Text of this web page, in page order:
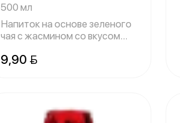
500 мл
Напиток на основе зеленого
чая с жасмином со вкусом
9,90 